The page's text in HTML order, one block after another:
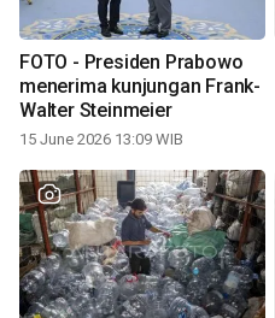
FOTO - Presiden Prabowo
menerima kunjungan Frank-
Walter Steinmeier
15 June 2026 13:09 WIB